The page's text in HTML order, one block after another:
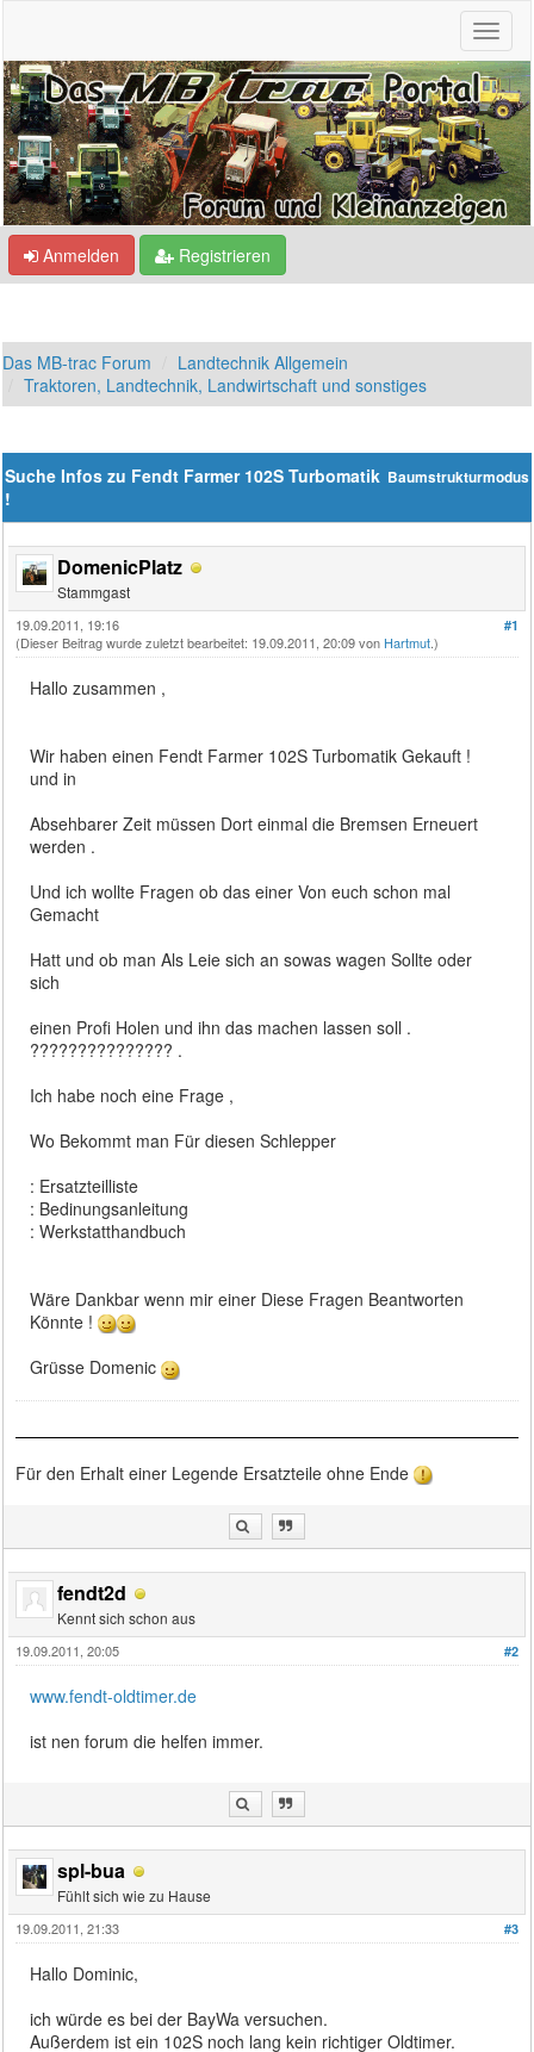
Anmelden Registrieren
Das MB-trac Forum
Landtechnik Allgemein
Traktoren, Landtechnik, Landwirtschaft und sonstiges
Baumstrukturmodus
Suche Infos zu Fendt Farmer 102S Turbomatik
!
DomenicPlatz
Stammgast
#1
19.09.2011, 19:16
(Dieser Beitrag wurde zuletzt bearbeitet: 19.09.2011, 20:09 von Hartmut.)
Hallo zusammen ,
Wir haben einen Fendt Farmer 102S Turbomatik Gekauft !
und in
Absehbarer Zeit müssen Dort einmal die Bremsen Erneuert
werden .
Und ich wollte Fragen ob das einer Von euch schon mal
Gemacht
Hatt und ob man Als Leie sich an sowas wagen Sollte oder
sich
einen Profi Holen und ihn das machen lassen soll .
??????????????? .
Ich habe noch eine Frage ,
Wo Bekommt man Für diesen Schlepper
: Ersatzteilliste
: Bedinungsanleitung
: Werkstatthandbuch
Wäre Dankbar wenn mir einer Diese Fragen Beantworten
Könnte !
Grüsse Domenic
Für den Erhalt einer Legende Ersatzteile ohne Ende
fendt2d
Kennt sich schon aus
#2
19.09.2011, 20:05
www.fendt-oldtimer.de
ist nen forum die helfen immer.
spl-bua
Fühlt sich wie zu Hause
#3
19.09.2011, 21:33
Hallo Dominic,
ich würde es bei der BayWa versuchen.
Außerdem ist ein 102S noch lang kein richtiger Oldtimer.